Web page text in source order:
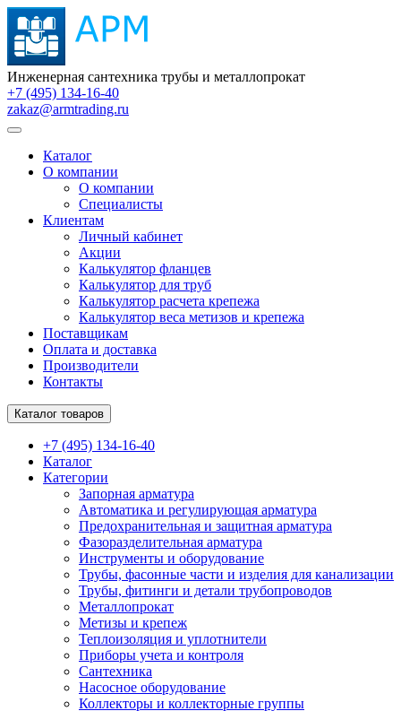
Инженерная сантехника трубы и металлопрокат
+7 (495) 134-16-40
zakaz@armtrading.ru
Каталог
О компании
О компании
Специалисты
Клиентам
Личный кабинет
Акции
Калькулятор фланцев
Калькулятор для труб
Калькулятор расчета крепежа
Калькулятор веса метизов и крепежа
Поставщикам
Оплата и доставка
Производители
Контакты
Каталог товаров
+7 (495) 134-16-40
Каталог
Категории
Запорная арматура
Автоматика и регулирующая арматура
Предохранительная и защитная арматура
Фазоразделительная арматура
Инструменты и оборудование
Трубы, фасонные части и изделия для канализации
Трубы, фитинги и детали трубопроводов
Металлопрокат
Метизы и крепеж
Теплоизоляция и уплотнители
Приборы учета и контроля
Сантехника
Насосное оборудование
Коллекторы и коллекторные группы